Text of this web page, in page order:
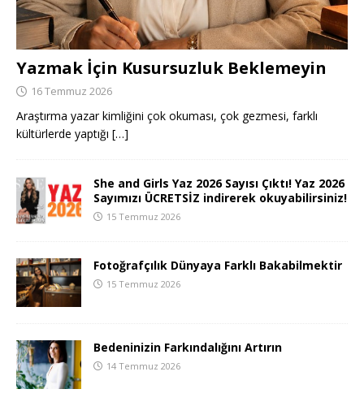
Yazmak İçin Kusursuzluk Beklemeyin
16 Temmuz 2026
Araştırma yazar kimliğini çok okuması, çok gezmesi, farklı
kültürlerde yaptığı […]
She and Girls Yaz 2026 Sayısı Çıktı! Yaz 2026
Sayımızı ÜCRETSİZ indirerek okuyabilirsiniz!
15 Temmuz 2026
Fotoğrafçılık Dünyaya Farklı Bakabilmektir
15 Temmuz 2026
Bedeninizin Farkındalığını Artırın
14 Temmuz 2026